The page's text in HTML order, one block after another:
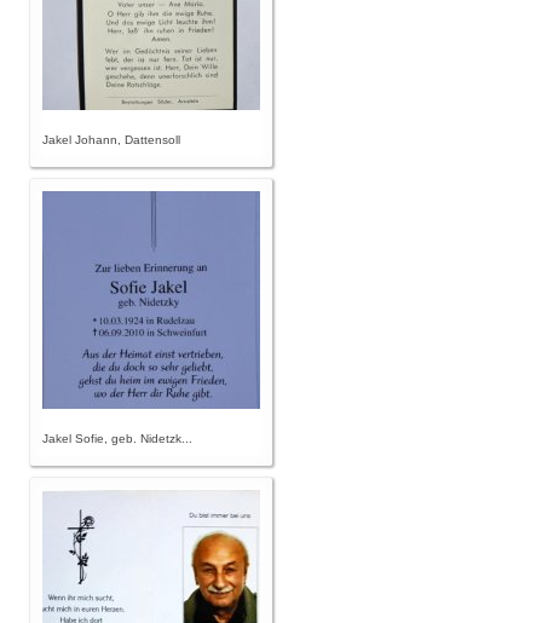
Jakel Johann, Dattensoll
Jakel Sofie, geb. Nidetzk...